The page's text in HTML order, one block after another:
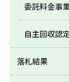
委託料金事
自主回収認
落札結果